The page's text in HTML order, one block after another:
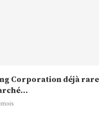
Corporation déjà rare